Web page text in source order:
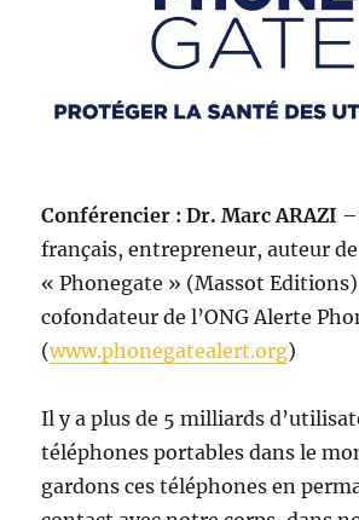
Conférencier : Dr. Marc ARAZI
français, entrepreneur, auteur de
« Phonegate » (Massot
cofondateur de l’ONG Alerte
(www.phonegatealert.org)
Il y a plus de 5 milliards
téléphones portables dans le
gardons ces téléphones en